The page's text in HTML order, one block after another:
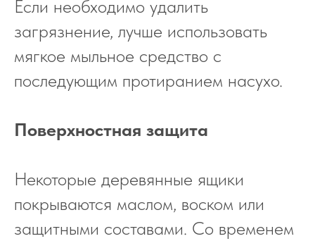
Если необходимо удалить
загрязнение, лучше использовать
мягкое мыльное средство с
последующим протиранием насухо.
Поверхностная защита
Некоторые деревянные ящики
покрываются маслом, воском или
защитными составами. Со временем